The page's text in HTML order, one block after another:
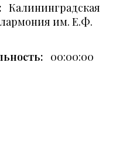
Калининградская
им. Е.Ф.
00:00:00